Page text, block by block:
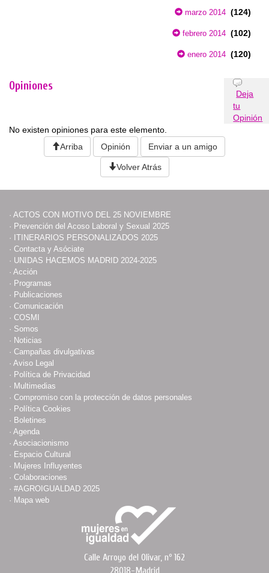
marzo 2014 (124)
febrero 2014 (102)
enero 2014 (120)
Opiniones
Deja
tu
Opinión
No existen opiniones para este elemento.
Arriba
Opinión Enviar a un amigo
Volver Atrás
· ACTOS CON MOTIVO DEL 25 NOVIEMBRE
· Prevención del Acoso Laboral y Sexual 2025
· ITINERARIOS PERSONALIZADOS 2025
· Contacta y Asóciate
· UNIDAS HACEMOS MADRID 2024-2025
· Acción
· Programas
· Publicaciones
· Comunicación
· COSMI
· Somos
· Noticias
· Campañas divulgativas
· Aviso Legal
· Política de Privacidad
· Multimedias
· Compromiso con la protección de datos personales
· Política Cookies
· Boletines
· Agenda
· Asociacionismo
· Espacio Cultural
· Mujeres Influyentes
· Colaboraciones
· #AGROIGUALDAD 2025
· Mapa web
Calle Arroyo del Olivar, nº 162
28018-Madrid